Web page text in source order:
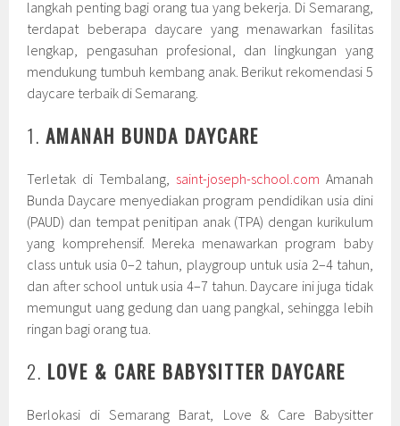
langkah penting bagi orang tua yang bekerja. Di Semarang,
terdapat beberapa daycare yang menawarkan fasilitas
lengkap, pengasuhan profesional, dan lingkungan yang
mendukung tumbuh kembang anak. Berikut rekomendasi 5
daycare terbaik di Semarang.
1.AMANAH BUNDA DAYCARE
Terletak di Tembalang, saint-joseph-school.com Amanah
Bunda Daycare menyediakan program pendidikan usia dini
(PAUD) dan tempat penitipan anak (TPA) dengan kurikulum
yang komprehensif. Mereka menawarkan program baby
class untuk usia 0–2 tahun, playgroup untuk usia 2–4 tahun,
dan after school untuk usia 4–7 tahun. Daycare ini juga tidak
memungut uang gedung dan uang pangkal, sehingga lebih
ringan bagi orang tua.
2. LOVE & CARE BABYSITTER DAYCARE
Berlokasi di Semarang Barat, Love & Care Babysitter